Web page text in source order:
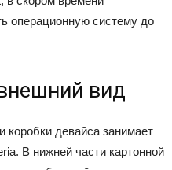
операционную систему до
вид
девайса занимает
В нижней части картонной